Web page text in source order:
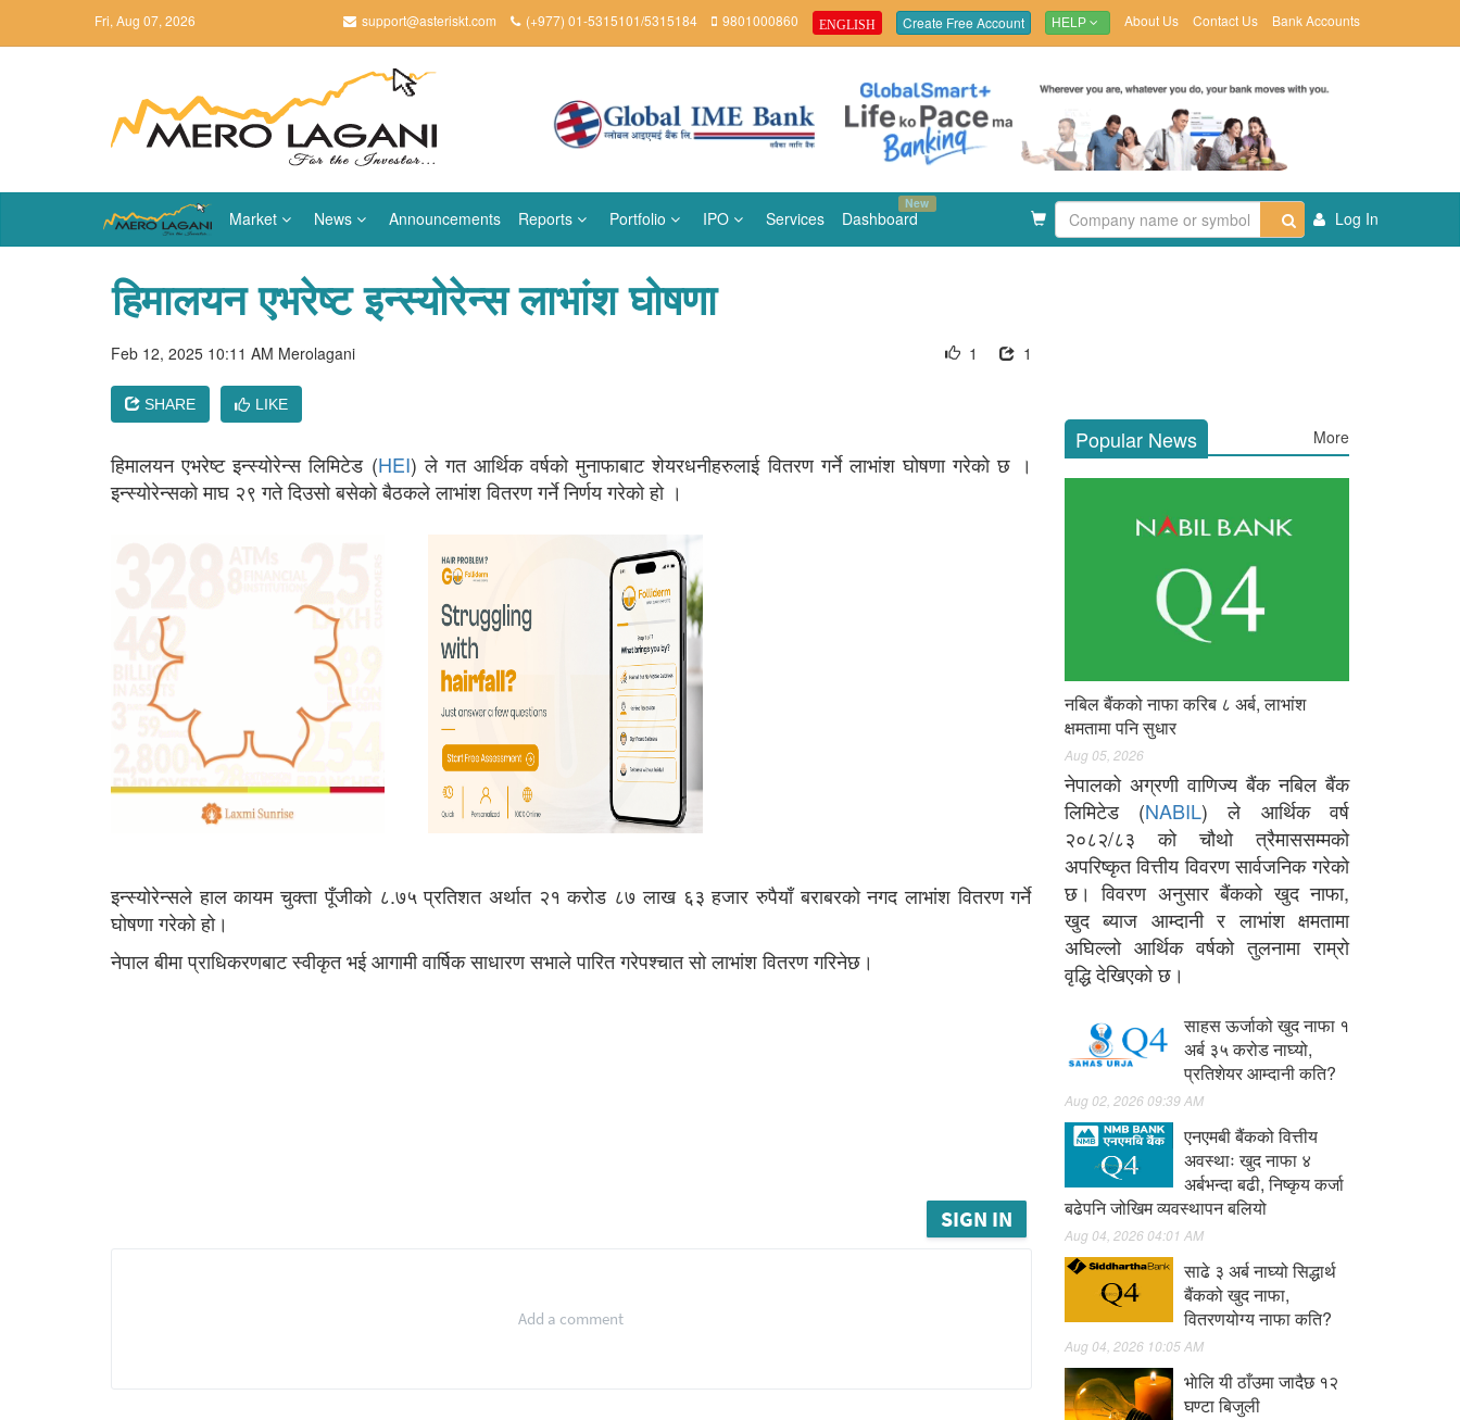
Fri, Aug 07, 2026 support@asteriskt.com (+977) 01-5315101/5315184 9801000860 ENGLISH Create Free Account HELP About Us Contact Us Bank Accounts
Market News Announcements Reports Portfolio IPO Services Dashboard
New
Log In
हिमालयन एभरेष्ट इन्स्योरेन्स लाभांश घोषणा
Feb 12, 2025 10:11 AM Merolagani 1
1
SHARE LIKE
हिमालयन एभरेष्ट इन्स्योरेन्स लिमिटेड (HEI) ले गत आर्थिक वर्षको मुनाफाबाट शेयरधनीहरुलाई वितरण गर्ने लाभांश घोषणा गरेको छ ।
इन्स्योरेन्सको माघ २९ गते दिउसो बसेको बैठकले लाभांश वितरण गर्ने निर्णय गरेको हो ।
इन्स्योरेन्सले हाल कायम चुक्ता पूँजीको ८.७५ प्रतिशत अर्थात २१ करोड ८७ लाख ६३ हजार रुपैयाँ बराबरको नगद लाभांश वितरण गर्ने
घोषणा गरेको हो।
नेपाल बीमा प्राधिकरणबाट स्वीकृत भई आगामी वार्षिक साधारण सभाले पारित गरेपश्चात सो लाभांश वितरण गरिनेछ।
SIGN IN
Add a comment
Popular News More
नबिल बैंकको नाफा करिब ८ अर्ब, लाभांश
क्षमतामा पनि सुधार
Aug 05, 2026
नेपालको अग्रणी वाणिज्य बैंक नबिल बैंक
लिमिटेड (NABIL) ले आर्थिक वर्ष
२०८२/८३ को चौथो त्रैमाससम्मको
अपरिष्कृत वित्तीय विवरण सार्वजनिक गरेको
छ। विवरण अनुसार बैंकको खुद नाफा,
खुद ब्याज आम्दानी र लाभांश क्षमतामा
अघिल्लो आर्थिक वर्षको तुलनामा राम्रो
वृद्धि देखिएको छ।
साहस ऊर्जाको खुद नाफा १
अर्ब ३५ करोड नाघ्यो,
प्रतिशेयर आम्दानी कति?
Aug 02, 2026 09:39 AM
एनएमबी बैंकको वित्तीय
अवस्थाः खुद नाफा ४
अर्बभन्दा बढी, निष्कृय कर्जा
बढेपनि जोखिम व्यवस्थापन बलियो
Aug 04, 2026 04:01 AM
साढे ३ अर्ब नाघ्यो सिद्धार्थ
बैंकको खुद नाफा,
वितरणयोग्य नाफा कति?
Aug 04, 2026 10:05 AM
भाेलि यी ठाँउमा जादैछ १२
घण्टा बिजुली